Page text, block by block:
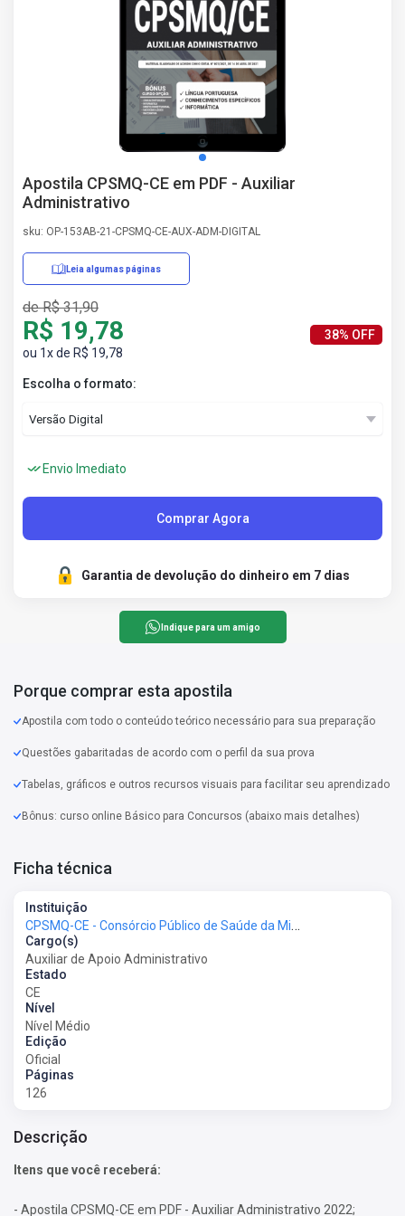
Apostila CPSMQ-CE em PDF - Auxiliar
Administrativo
sku: OP-153AB-21-CPSMQ-CE-AUX-ADM-DIGITAL
Leia algumas páginas
de R$ 31,90
R$ 19,78
ou 1x de R$ 19,78
38% OFF
Escolha o formato:
Envio Imediato
Comprar Agora
Garantia de devolução do dinheiro em 7 dias
Indique para um amigo
Porque comprar esta apostila
Apostila com todo o conteúdo teórico necessário para sua preparação
Questões gabaritadas de acordo com o perfil da sua prova
Tabelas, gráficos e outros recursos visuais para facilitar seu aprendizado
Bônus: curso online Básico para Concursos (abaixo mais detalhes)
Ficha técnica
Instituição
CPSMQ-CE - Consórcio Público de Saúde da Microrregião de Quixadá do Estado do Ceará
Cargo(s)
Auxiliar de Apoio Administrativo
Estado
CE
Nível
Nível Médio
Edição
Oficial
Páginas
126
Descrição
Itens que você receberá:
- Apostila CPSMQ-CE em PDF - Auxiliar Administrativo 2022;